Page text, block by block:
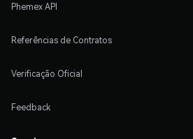
Phemex API
Referências de Contratos
Verificação Oficial
Feedback